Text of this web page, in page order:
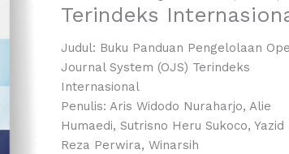
Terindeks
Judul: Buku Panduan Pengelolaan
Journal System (OJS) Terindeks
Internasional
Penulis: Aris Widodo Nuraharjo, Alie
Humaedi, Sutrisno Heru Sukoco, Yazid
Reza Perwira, Winarsih